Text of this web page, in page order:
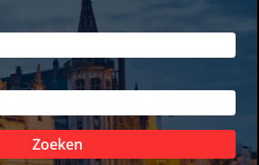
Zoeken